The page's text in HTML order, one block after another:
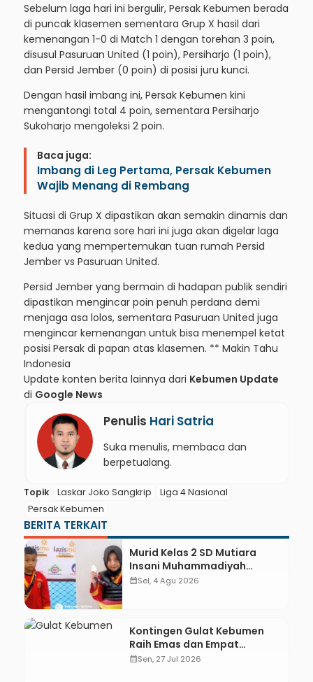
Sebelum laga hari ini bergulir, Persak Kebumen berada
di puncak klasemen sementara Grup X hasil dari
kemenangan 1-0 di Match 1 dengan torehan 3 poin,
disusul Pasuruan United (1 poin), Persiharjo (1 poin),
dan Persid Jember (0 poin) di posisi juru kunci.
Dengan hasil imbang ini, Persak Kebumen kini
mengantongi total 4 poin, sementara Persiharjo
Sukoharjo mengoleksi 2 poin.
Baca juga:
Imbang di Leg Pertama, Persak Kebumen
Wajib Menang di Rembang
Situasi di Grup X dipastikan akan semakin dinamis dan
memanas karena sore hari ini juga akan digelar laga
kedua yang mempertemukan tuan rumah Persid
Jember vs Pasuruan United.
Persid Jember yang bermain di hadapan publik sendiri
dipastikan mengincar poin penuh perdana demi
menjaga asa lolos, sementara Pasuruan United juga
mengincar kemenangan untuk bisa menempel ketat
posisi Persak di papan atas klasemen. ** Makin Tahu
Indonesia
Update konten berita lainnya dari Kebumen Update
di Google News
Penulis Hari Satria
Suka menulis, membaca dan
berpetualang.
Topik Laskar Joko Sangkrip
Liga 4 Nasional
Persak Kebumen
BERITA TERKAIT
Murid Kelas 2 SD Mutiara
Insani Muhammadiyah
Sadang Sabet Emas dan
calendar_monthSel, 4 Agu 2026
Kontingen Gulat Kebumen
Raih Emas dan Empat
Perunggu di Kejurprov
calendar_monthSen, 27 Jul 2026